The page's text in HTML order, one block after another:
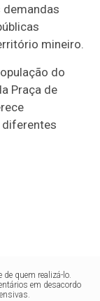
mineiro.
do
Praça de
quem realizá-lo.
em desacordo